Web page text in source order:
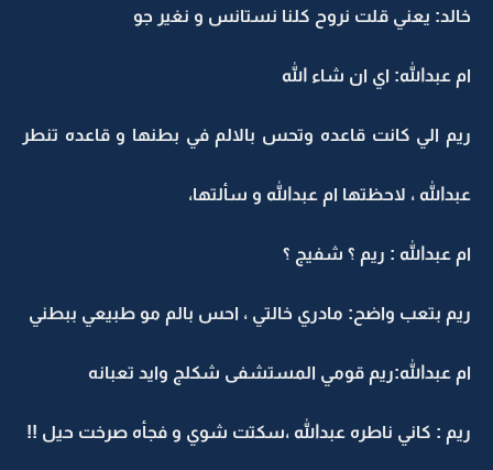
خالد: يعني قلت نروح كلنا نستانس و نغير جو
ام عبدالله: اي ان شاء الله
ريم الي كانت قاعده وتحس بالالم في بطنها و قاعده تنطر
عبدالله ، لاحظتها ام عبدالله و سألتها،
ام عبدالله : ريم ؟ شفيج ؟
ريم بتعب واضح: مادري خالتي ، احس بالم مو طبيعي ببطني
ام عبدالله:ريم قومي المستشفى شكلج وايد تعبانه
ريم : كاني ناطره عبدالله ،سكتت شوي و فجأه صرخت حيل !!